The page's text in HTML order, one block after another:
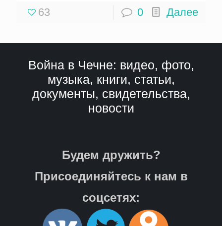
63 0 Далее
Война в Чечне: видео, фото,
музыка, книги, статьи,
документы, свидетельства,
новости
Будем дружить?
Присоединяйтесь к нам в
соцсетях: